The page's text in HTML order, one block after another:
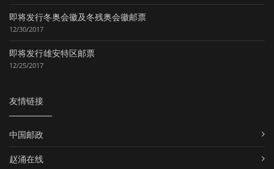
即将发行冬奥会徽及冬残奥会徽邮票
12/30/2017
即将发行雄安特区邮票
12/25/2017
友情链接
中国邮政
赵涌在线